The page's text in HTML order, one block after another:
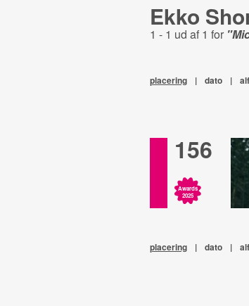
Ekko
1 - 1 ud af 1 for
placering | dato |
156
Awards
2025
placering | dato |